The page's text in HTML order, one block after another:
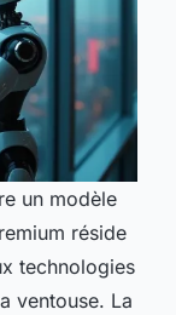
un modèle
réside
technologies
ventouse. La